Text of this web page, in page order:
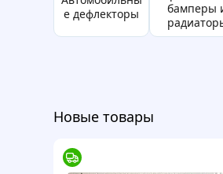
е дефлекторы
бамперы
Новые товары